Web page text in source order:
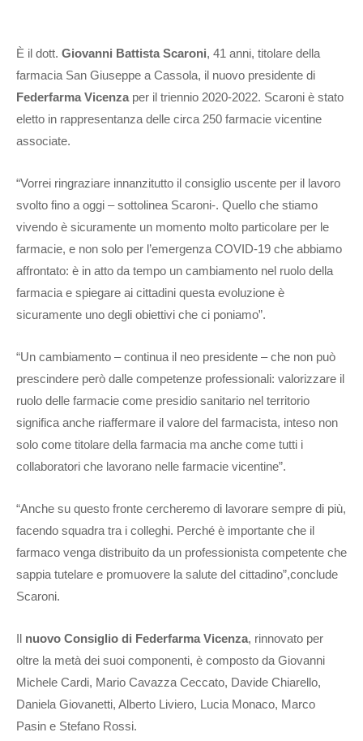
È il dott. Giovanni Battista Scaroni, 41 anni, titolare della
farmacia San Giuseppe a Cassola, il nuovo presidente di
Federfarma Vicenza per il triennio 2020-2022. Scaroni è stato
eletto in rappresentanza delle circa 250 farmacie vicentine
associate.
“Vorrei ringraziare innanzitutto il consiglio uscente per il lavoro
svolto fino a oggi – sottolinea Scaroni-. Quello che stiamo
vivendo è sicuramente un momento molto particolare per le
farmacie, e non solo per l’emergenza COVID-19 che abbiamo
affrontato: è in atto da tempo un cambiamento nel ruolo della
farmacia e spiegare ai cittadini questa evoluzione è
sicuramente uno degli obiettivi che ci poniamo”.
“Un cambiamento – continua il neo presidente – che non può
prescindere però dalle competenze professionali: valorizzare il
ruolo delle farmacie come presidio sanitario nel territorio
significa anche riaffermare il valore del farmacista, inteso non
solo come titolare della farmacia ma anche come tutti i
collaboratori che lavorano nelle farmacie vicentine”.
“Anche su questo fronte cercheremo di lavorare sempre di più,
facendo squadra tra i colleghi. Perché è importante che il
farmaco venga distribuito da un professionista competente che
sappia tutelare e promuovere la salute del cittadino”,conclude
Scaroni.
Il nuovo Consiglio di Federfarma Vicenza, rinnovato per
oltre la metà dei suoi componenti, è composto da Giovanni
Michele Cardi, Mario Cavazza Ceccato, Davide Chiarello,
Daniela Giovanetti, Alberto Liviero, Lucia Monaco, Marco
Pasin e Stefano Rossi.